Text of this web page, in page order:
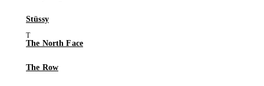
Stüssy
The North Face
The Row